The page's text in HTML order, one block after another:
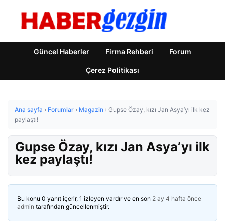
Güncel Haberler Firma Rehberi Forum
Çerez Politikası
Ana sayfa › Forumlar › Magazin › Gupse Özay, kızı Jan Asya’yı ilk kez
paylaştı!
Gupse Özay, kızı Jan Asya’yı ilk
kez paylaştı!
Bu konu 0 yanıt içerir, 1 izleyen vardır ve en son 2 ay 4 hafta önce
admin tarafından güncellenmiştir.